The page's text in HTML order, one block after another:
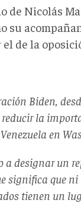
de Nicolás
su
el de la
Biden,
la
en
a designar un
significa que
tienen un